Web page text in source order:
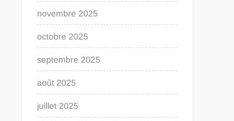
novembre 2025
octobre 2025
septembre 2025
août 2025
juillet 2025